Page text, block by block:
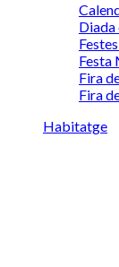
Diada
Festa
Fira
Fira
Habitatge